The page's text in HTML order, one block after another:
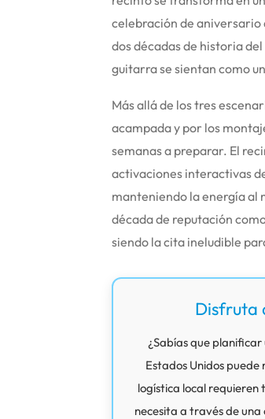
celebración de aniversario
dos décadas de historia
guitarra se sientan como
Más allá de los tres
acampada y por los
semanas a preparar. El
activaciones interactivas
manteniendo la energía al
década de reputación
siendo la cita ineludible
Disfruta
¿Sabías que
Estados Unidos
logística local requieren
necesita a través de